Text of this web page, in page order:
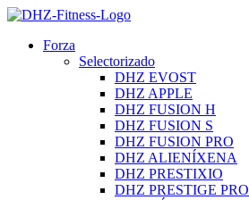
Forza
Selectorizado
DHZ EVOST
DHZ APPLE
DHZ FUSION H
DHZ FUSION S
DHZ FUSION PRO
DHZ ALIENÍXENA
DHZ PRESTIXIO
DHZ PRESTIGE PRO